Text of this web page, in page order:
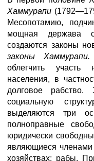
Хаммурапи
Месопотамию,
мощная держава
создаются законы
законы Хаммурапи.
облегчить участь
населения, в
долговое
социальную
выделяются три
полноправные
юридически
являющиеся
хозяйствах; рабы.